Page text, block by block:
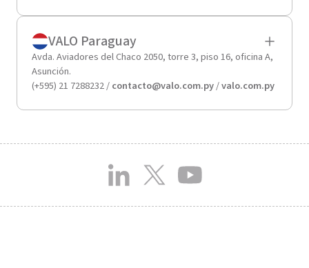
VALO Paraguay
Avda. Aviadores del Chaco 2050, torre 3, piso 16, oficina A,
Asunción.
(+595) 21 7288232 /contacto@valo.com.py/valo.com.py